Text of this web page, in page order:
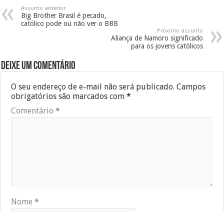
Assunto anterior
Big Brother Brasil é pecado,
católico pode ou não ver o BBB
Próximo assunto
Aliança de Namoro significado
para os jovens católicos
Deixe um comentário
O seu endereço de e-mail não será publicado. Campos
obrigatórios são marcados com*
Comentário*
Nome*